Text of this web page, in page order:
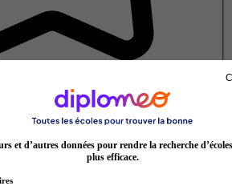
et d’autres données pour rendre la recherche
plus efficace.